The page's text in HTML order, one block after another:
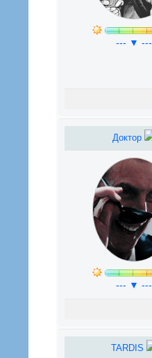
--- ▼ ---
Доктор
--- ▼ ---
TARDIS